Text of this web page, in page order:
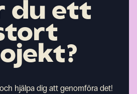
du ett
hjälpa dig att genomföra det!